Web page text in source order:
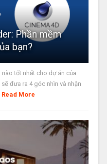
Phần mềm
bạn?
nào tốt nhất cho dự án của
đưa ra 4 góc nhìn và nhận
Read More